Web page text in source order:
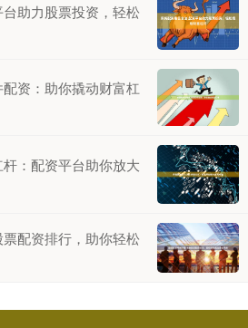
助力股票投资，轻松
资：助你撬动财富杠
：配资平台助你放大
配资排行，助你轻松